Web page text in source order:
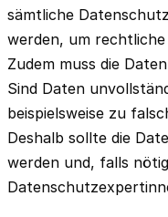
sämtliche
werden, um
Zudem muss die
Sind Daten
beispielsweise zu
Deshalb sollte die
werden und, falls